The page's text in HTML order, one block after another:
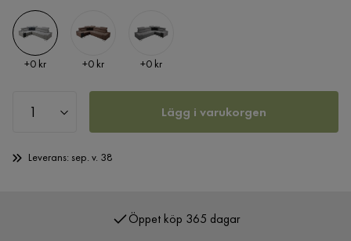
Pris
+0 kr Pris
+0 kr Pris
+0 kr
Lägg i varukorgen
Leverans: sep. v. 38
Över 400 000 nöjda kunder